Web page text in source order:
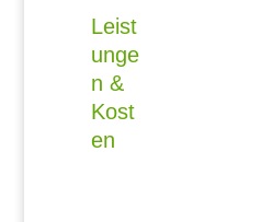
Leist
unge
n &
Kost
en